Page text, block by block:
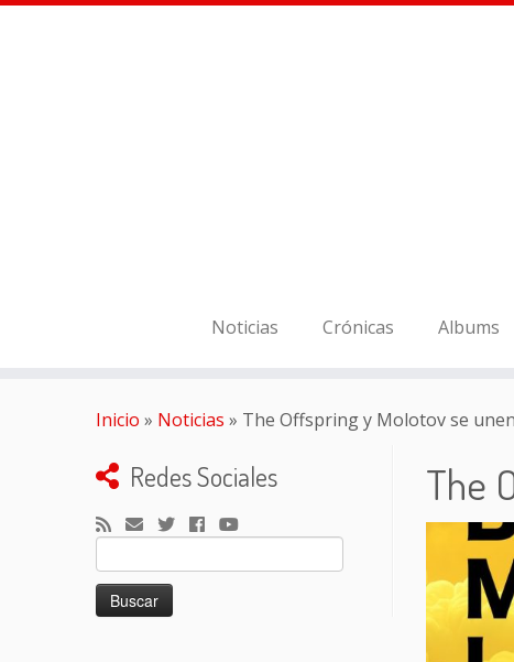
Noticias Crónicas Albums
Inicio » Noticias » The Offspring y Molotov se
Redes Sociales
Buscar:
The